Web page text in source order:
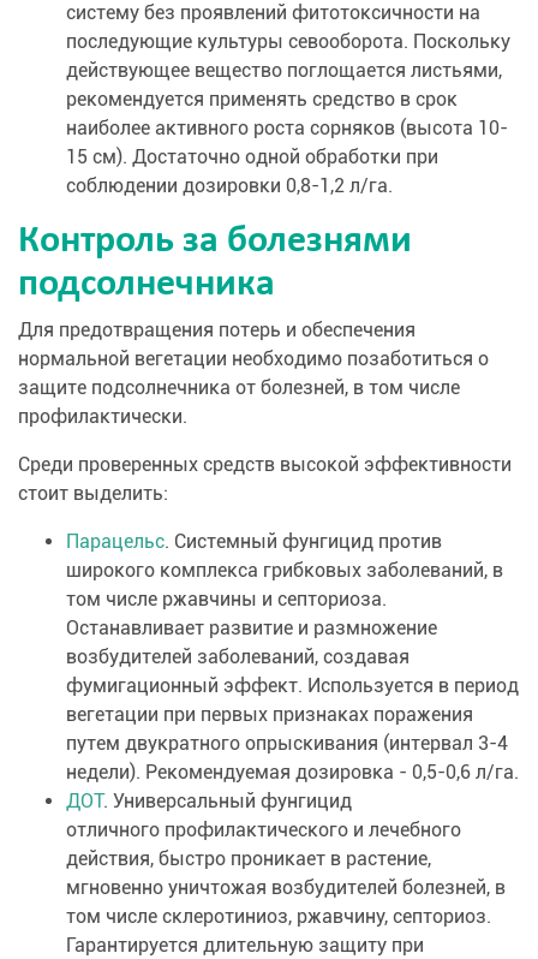
систему без проявлений фитотоксичности на
последующие культуры севооборота. Поскольку
действующее вещество поглощается листьями,
рекомендуется применять средство в срок
наиболее активного роста сорняков (высота 10-
15 см). Достаточно одной обработки при
соблюдении дозировки 0,8-1,2 л/га.
Контроль за болезнями
подсолнечника
Для предотвращения потерь и обеспечения
нормальной вегетации необходимо позаботиться о
защите подсолнечника от болезней, в том числе
профилактически.
Среди проверенных средств высокой эффективности
стоит выделить:
Парацельс. Системный фунгицид против
широкого комплекса грибковых заболеваний, в
том числе ржавчины и септориоза.
Останавливает развитие и размножение
возбудителей заболеваний, создавая
фумигационный эффект. Используется в период
вегетации при первых признаках поражения
путем двукратного опрыскивания (интервал 3-4
недели). Рекомендуемая дозировка - 0,5-0,6 л/га.
ДОТ. Универсальный фунгицид
отличного профилактического и лечебного
действия, быстро проникает в растение,
мгновенно уничтожая возбудителей болезней, в
том числе склеротиниоз, ржавчину, септориоз.
Гарантируется длительную защиту при